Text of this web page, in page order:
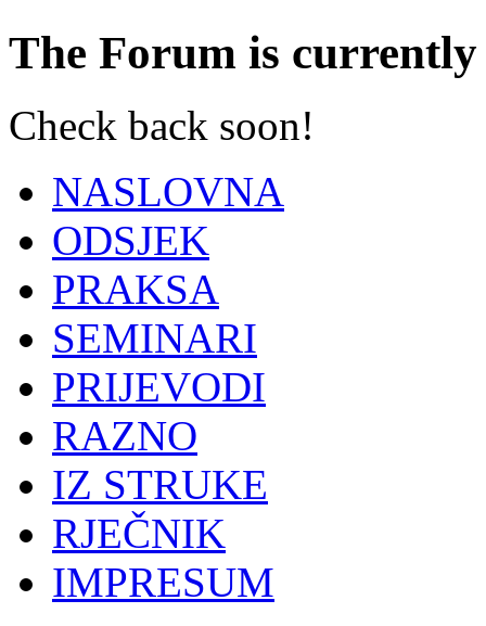
The Forum is
Check back soon!
NASLOVNA
ODSJEK
PRAKSA
SEMINARI
PRIJEVODI
RAZNO
IZ STRUKE
RJEČNIK
IMPRESUM